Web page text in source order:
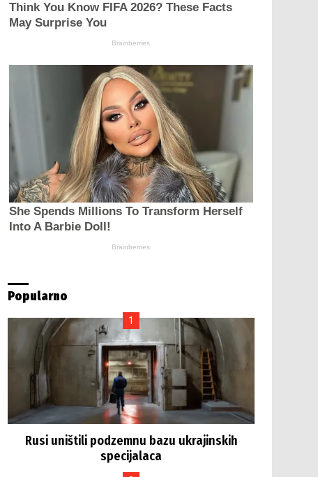
Popularno
Rusi uništili podzemnu bazu ukrajinskih
specijalaca